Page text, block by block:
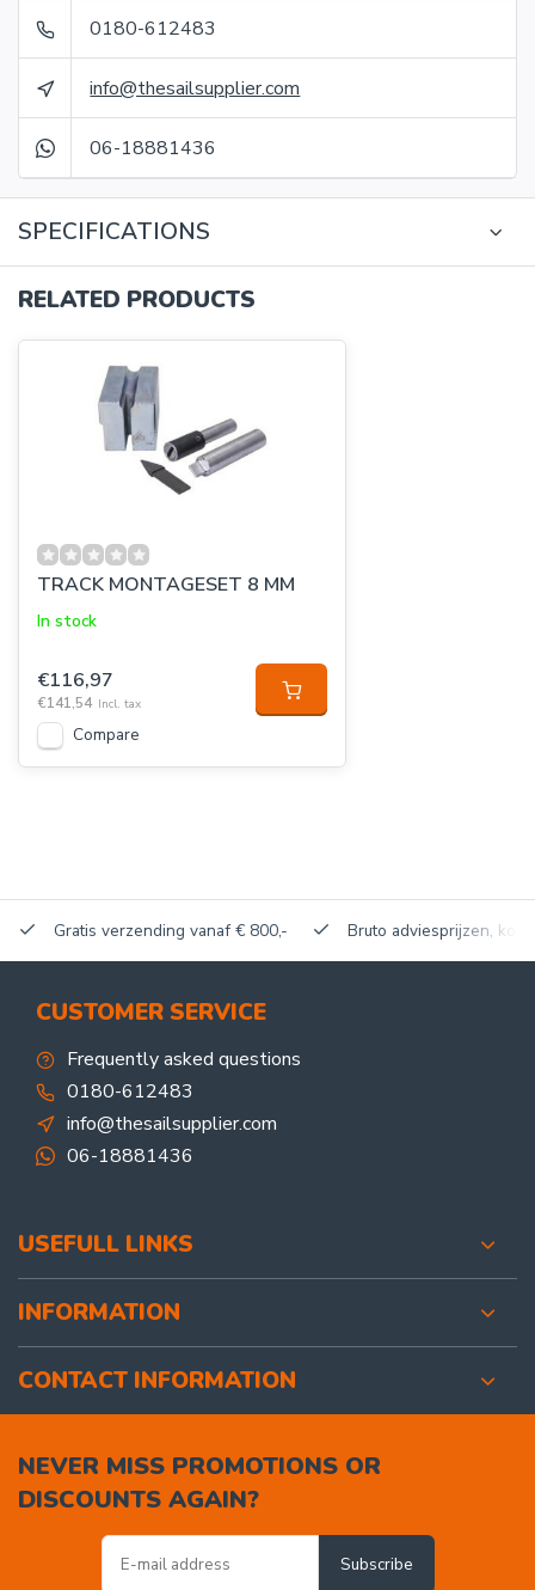
0180-612483
info@thesailsupplier.com
06-18881436
SPECIFICATIONS
RELATED PRODUCTS
TRACK MONTAGESET 8 MM
In stock
€116,97
€141,54 Incl. tax
Compare
Gratis verzending vanaf € 800,- Bruto adviesprijzen,
CUSTOMER SERVICE
Frequently asked questions
0180-612483
info@thesailsupplier.com
06-18881436
USEFULL LINKS
INFORMATION
CONTACT INFORMATION
NEVER MISS PROMOTIONS OR
DISCOUNTS AGAIN?
Subscribe